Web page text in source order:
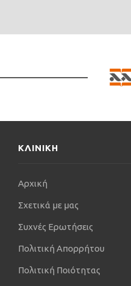
Είμαι μέλος της
Ελληνικής Χειρουργικής
και σε συνέδρια,
ΚΛΙΝΙΚΗ
Αρχική
Σχετικά με μας
Συχνές Ερωτήσεις
Πολιτική Απορρήτου
Πολιτική Ποιότητας